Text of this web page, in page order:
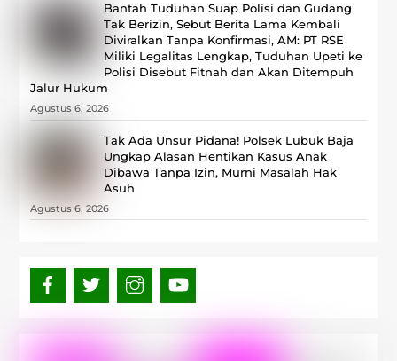
Bantah Tuduhan Suap Polisi dan Gudang
Tak Berizin, Sebut Berita Lama Kembali
Diviralkan Tanpa Konfirmasi, ‎AM: PT RSE
Miliki Legalitas Lengkap, Tuduhan Upeti ke
Polisi Disebut Fitnah dan Akan Ditempuh
Jalur Hukum
Agustus 6, 2026
Tak Ada Unsur Pidana! Polsek Lubuk Baja
Ungkap Alasan Hentikan Kasus Anak
Dibawa Tanpa Izin, Murni Masalah Hak
Asuh
Agustus 6, 2026